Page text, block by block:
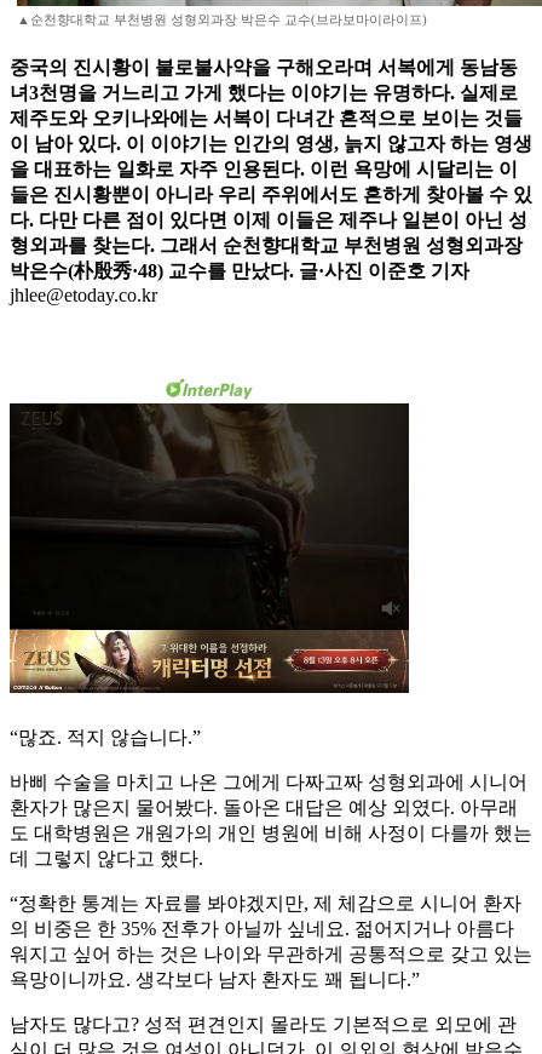
▲순천향대학교 부천병원 성형외과장 박은수 교수(브라보마이라이프)
중국의 진시황이 불로불사약을 구해오라며 서복에게 동남동
녀3천명을 거느리고 가게 했다는 이야기는 유명하다. 실제로
제주도와 오키나와에는 서복이 다녀간 흔적으로 보이는 것들
이 남아 있다. 이 이야기는 인간의 영생, 늙지 않고자 하는 영생
을 대표하는 일화로 자주 인용된다. 이런 욕망에 시달리는 이
들은 진시황뿐이 아니라 우리 주위에서도 흔하게 찾아볼 수 있
다. 다만 다른 점이 있다면 이제 이들은 제주나 일본이 아닌 성
형외과를 찾는다. 그래서 순천향대학교 부천병원 성형외과장
박은수(朴殷秀·48) 교수를 만났다. 글·사진 이준호 기자
jhlee@etoday.co.kr
“많죠. 적지 않습니다.”
바삐 수술을 마치고 나온 그에게 다짜고짜 성형외과에 시니어
환자가 많은지 물어봤다. 돌아온 대답은 예상 외였다. 아무래
도 대학병원은 개원가의 개인 병원에 비해 사정이 다를까 했는
데 그렇지 않다고 했다.
“정확한 통계는 자료를 봐야겠지만, 제 체감으로 시니어 환자
의 비중은 한 35% 전후가 아닐까 싶네요. 젊어지거나 아름다
워지고 싶어 하는 것은 나이와 무관하게 공통적으로 갖고 있는
욕망이니까요. 생각보다 남자 환자도 꽤 됩니다.”
남자도 많다고? 성적 편견인지 몰라도 기본적으로 외모에 관